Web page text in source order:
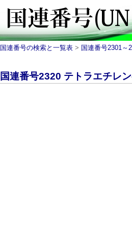
国連番号の検索と一覧表 > 国連番号2301～
国連番号2320 テトラエチレ